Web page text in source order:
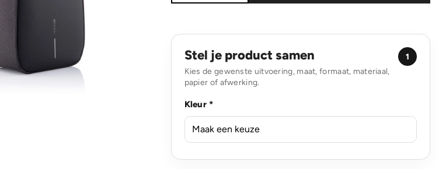
Stel je product samen
Kies de gewenste uitvoering, maat, formaat, materiaal,
papier of afwerking.
1
Kleur *